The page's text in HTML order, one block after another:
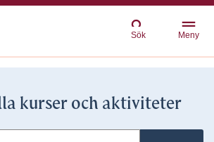
Sök Meny
kurser och aktiviteter